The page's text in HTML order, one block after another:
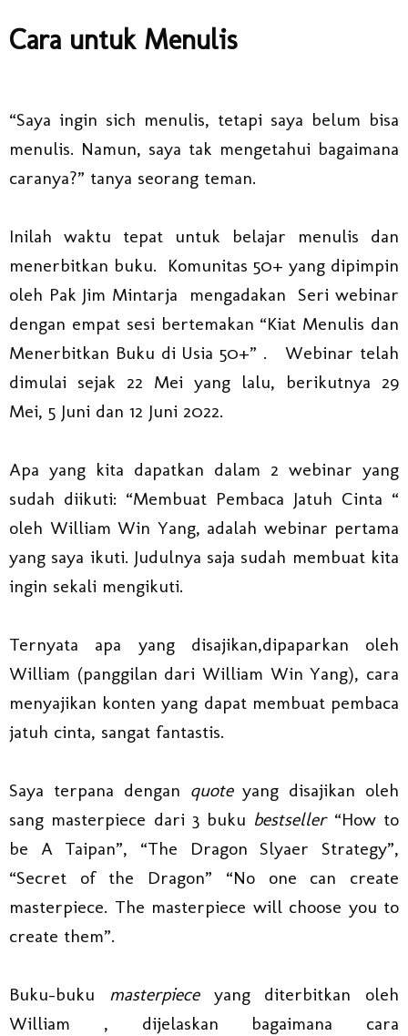
Cara untuk Menulis
“Saya ingin sich menulis, tetapi saya belum bisa
menulis. Namun, saya tak mengetahui bagaimana
caranya?” tanya seorang teman.
Inilah waktu tepat untuk belajar menulis dan
menerbitkan buku. Komunitas 50+ yang dipimpin
oleh Pak Jim Mintarja mengadakan Seri webinar
dengan empat sesi bertemakan “Kiat Menulis dan
Menerbitkan Buku di Usia 50+” . Webinar telah
dimulai sejak 22 Mei yang lalu, berikutnya 29
Mei, 5 Juni dan 12 Juni 2022.
Apa yang kita dapatkan dalam 2 webinar yang
sudah diikuti: “Membuat Pembaca Jatuh Cinta “
oleh William Win Yang, adalah webinar pertama
yang saya ikuti. Judulnya saja sudah membuat kita
ingin sekali mengikuti.
Ternyata apa yang disajikan,dipaparkan oleh
William (panggilan dari William Win Yang), cara
menyajikan konten yang dapat membuat pembaca
jatuh cinta, sangat fantastis.
Saya terpana dengan quoteyang disajikan oleh
sang masterpiece dari 3 buku bestseller“How to
be A Taipan”, “The Dragon Slyaer Strategy”,
“Secret of the Dragon” “No one can create
masterpiece. The masterpiece will choose you to
create them”.
Buku-buku masterpiece yang diterbitkan oleh
William , dijelaskan bagaimana cara